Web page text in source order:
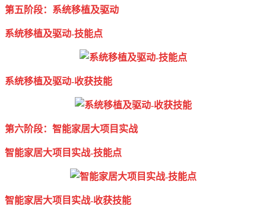
第五阶段：系统移植及驱动
系统移植及驱动-技能点
系统移植及驱动-收获技能
第六阶段：智能家居大项目实战
智能家居大项目实战-技能点
智能家居大项目实战-收获技能